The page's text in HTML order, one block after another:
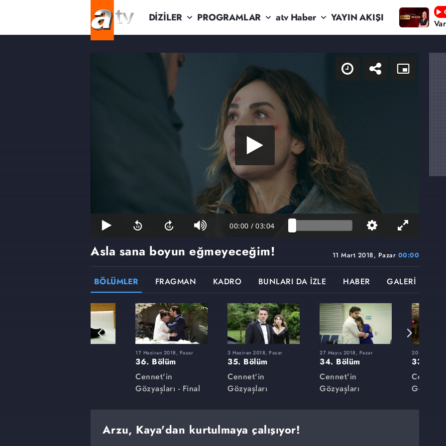
DİZİLER PROGRAMLAR atv Haber YAYIN AKIŞI
00:00 / 03:04
11 Mart 2018, Pazar 00:00
Asla sana boyun eğmeyeceğim!
BÖLÜMLER FRAGMAN KADRO BUNLARI DA İZLE HABER GALERİ
17 Haziran 2018, Pazar
36. Bölüm
Cennet'in
Gözyaşları - Final
3 Haziran 2018, Pazar
35. Bölüm
Cennet'in
Gözyaşları
27 Mayıs 2018, Pazar
34. Bölüm
Cennet'in
Gözyaşları
20 Mayıs
33. Bölüm
Cennet'in
Gözyaşları
Arzu, Kaya'dan kurtulmaya çalışıyor!